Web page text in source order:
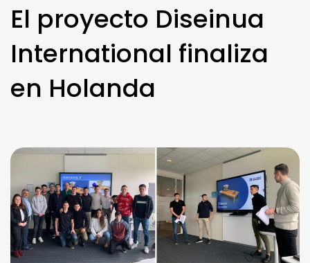
El proyecto Diseinua
International finaliza
en Holanda